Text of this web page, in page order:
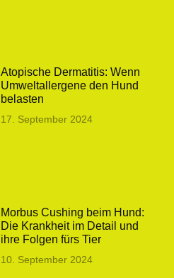
Atopische Dermatitis: Wenn
Umweltallergene den Hund
belasten
17. September 2024
Morbus Cushing beim Hund:
Die Krankheit im Detail und
ihre Folgen fürs Tier
10. September 2024